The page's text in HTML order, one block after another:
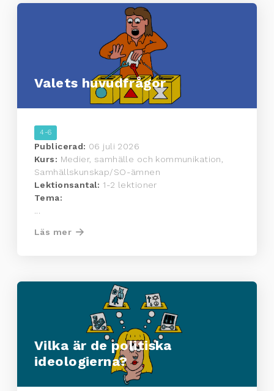
Valets huvudfrågor
4-6
Publicerad: 06 juli 2026
Kurs: Medier, samhälle och kommunikation,
Samhällskunskap/SO-ämnen
Lektionsantal: 1-2 lektioner
Tema:
Läs mer
Vilka är de politiska
ideologierna?